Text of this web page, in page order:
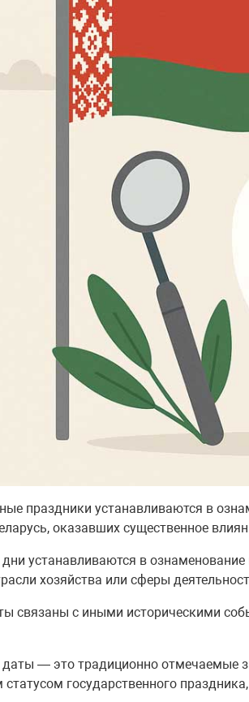
праздники устанавливаются в
оказавших существенное
устанавливаются в
хозяйства или сферы
связаны с иными историческими
— это традиционно отмечаемые
государственного